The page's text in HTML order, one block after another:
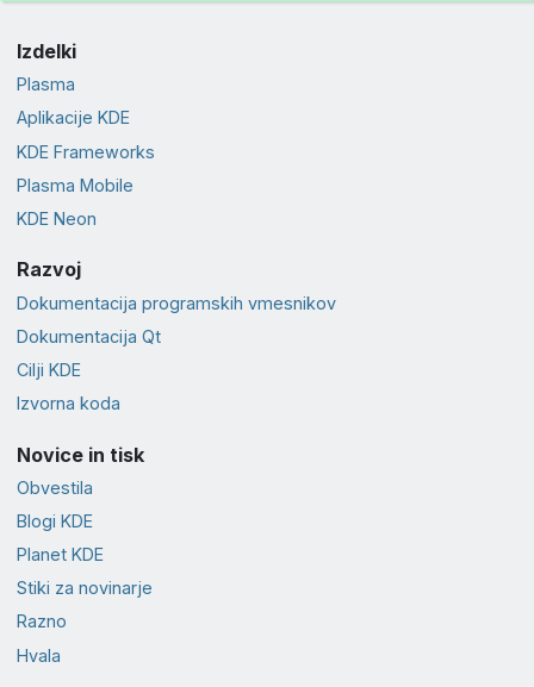
Izdelki
Plasma
Aplikacije KDE
KDE Frameworks
Plasma Mobile
KDE Neon
Razvoj
Dokumentacija programskih vmesnikov
Dokumentacija Qt
Cilji KDE
Izvorna koda
Novice in tisk
Obvestila
Blogi KDE
Planet KDE
Stiki za novinarje
Razno
Hvala